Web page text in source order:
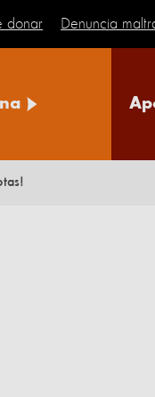
donar Denuncia